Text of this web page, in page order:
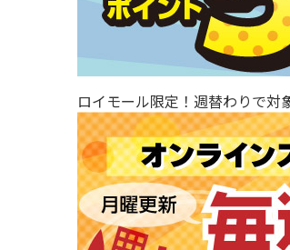
ロイモール限定！週替わりで対